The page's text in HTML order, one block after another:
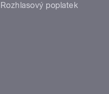
Rozhlasový poplatek